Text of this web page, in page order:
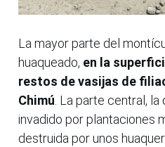
La mayor parte del
huaqueado, en la
restos de vasijas de
Chimú . La parte central,
invadido por plantaciones
destruida por unos